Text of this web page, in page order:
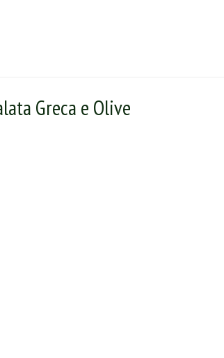
arrostiti. Un piatto semplice ma gustoso.
Greca e Olive